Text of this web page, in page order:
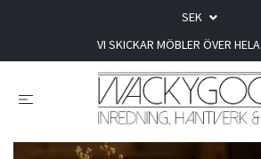
SEK
VI SKICKAR MÖBLER ÖVER